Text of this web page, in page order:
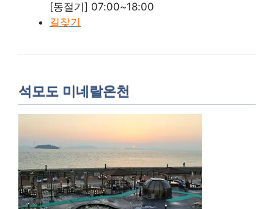
[동절기] 07:00~18:00
길찾기
석모도 미네랄온천